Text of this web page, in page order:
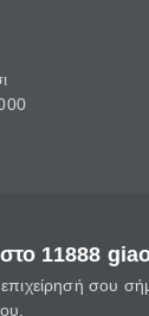
11888
σου